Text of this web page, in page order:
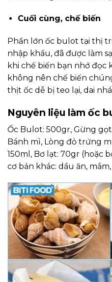
Cuối cùng, chế biến
Phần lớn ốc bulot tại thị
nhập khẩu, đã được làm
khi chế biến bạn nhớ đọc
không nên chế biến
thịt ốc dễ bị teo lại, dai
Nguyên liệu làm ốc
Ốc Bulot: 500gr, Gừng gọt
Bánh mì, Lòng đỏ trứng
150ml, Bơ lạt: 70gr (hoặc
cơ bản khác: dầu ăn,